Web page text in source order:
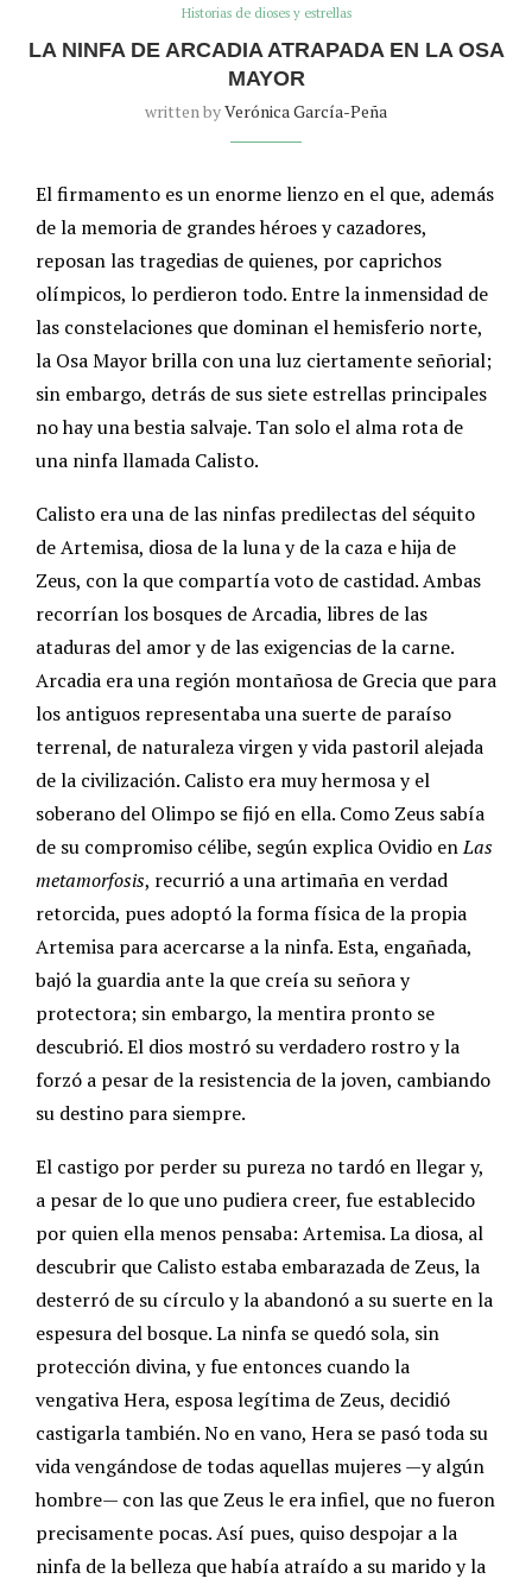
Historias de dioses y estrellas
LA NINFA DE ARCADIA ATRAPADA EN LA OSA
MAYOR
written byVerónica García-Peña
El firmamento es un enorme lienzo en el que, además
de la memoria de grandes héroes y cazadores,
reposan las tragedias de quienes, por caprichos
olímpicos, lo perdieron todo. Entre la inmensidad de
las constelaciones que dominan el hemisferio norte,
la Osa Mayor brilla con una luz ciertamente señorial;
sin embargo, detrás de sus siete estrellas principales
no hay una bestia salvaje. Tan solo el alma rota de
una ninfa llamada Calisto.
Calisto era una de las ninfas predilectas del séquito
de Artemisa, diosa de la luna y de la caza e hija de
Zeus, con la que compartía voto de castidad. Ambas
recorrían los bosques de Arcadia, libres de las
ataduras del amor y de las exigencias de la carne.
Arcadia era una región montañosa de Grecia que para
los antiguos representaba una suerte de paraíso
terrenal, de naturaleza virgen y vida pastoril alejada
de la civilización. Calisto era muy hermosa y el
soberano del Olimpo se fijó en ella. Como Zeus sabía
de su compromiso célibe, según explica Ovidio enLas
metamorfosis, recurrió a una artimaña en verdad
retorcida, pues adoptó la forma física de la propia
Artemisa para acercarse a la ninfa. Esta, engañada,
bajó la guardia ante la que creía su señora y
protectora; sin embargo, la mentira pronto se
descubrió. El dios mostró su verdadero rostro y la
forzó a pesar de la resistencia de la joven, cambiando
su destino para siempre.
El castigo por perder su pureza no tardó en llegar y,
a pesar de lo que uno pudiera creer, fue establecido
por quien ella menos pensaba: Artemisa. La diosa, al
descubrir que Calisto estaba embarazada de Zeus, la
desterró de su círculo y la abandonó a su suerte en la
espesura del bosque. La ninfa se quedó sola, sin
protección divina, y fue entonces cuando la
vengativa Hera, esposa legítima de Zeus, decidió
castigarla también. No en vano, Hera se pasó toda su
vida vengándose de todas aquellas mujeres —y algún
hombre— con las que Zeus le era infiel, que no fueron
precisamente pocas. Así pues, quiso despojar a la
ninfa de la belleza que había atraído a su marido y la